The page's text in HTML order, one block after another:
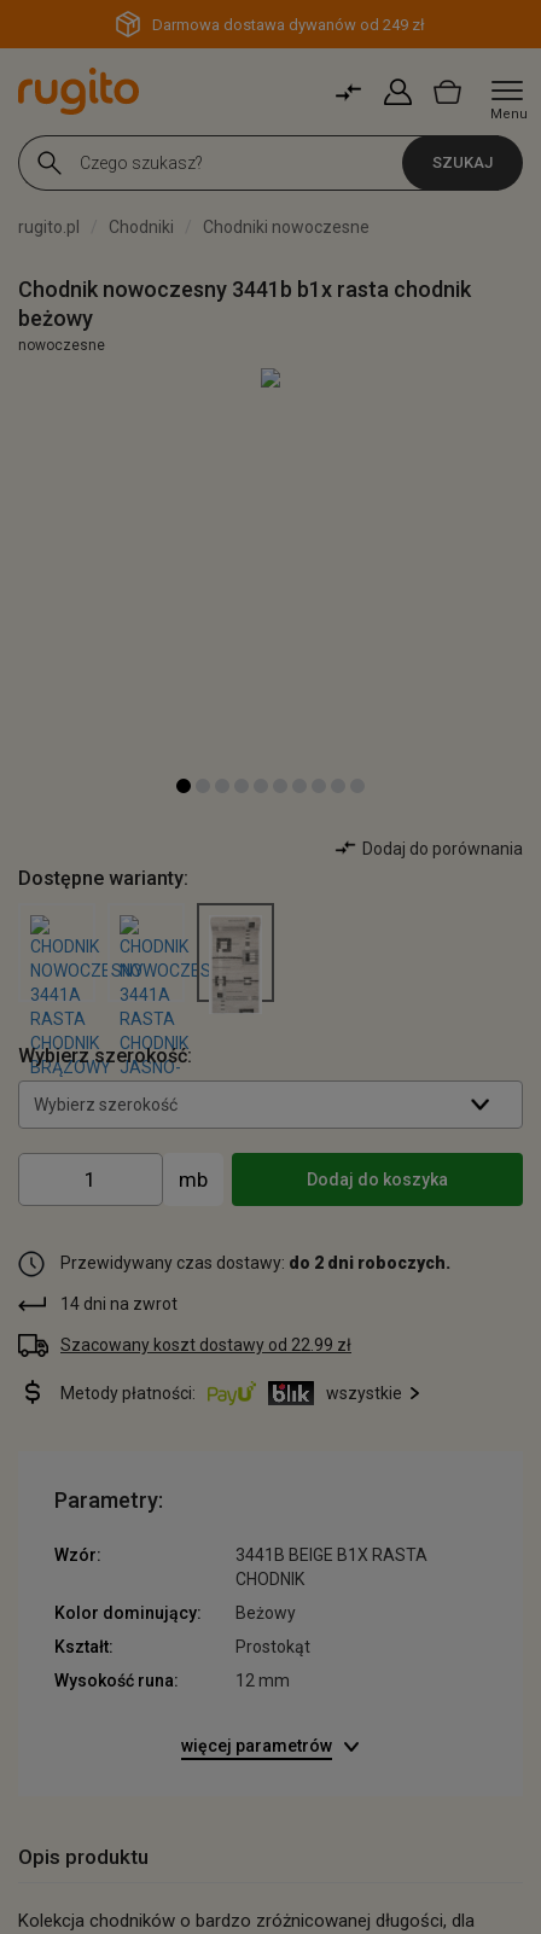
Darmowa dostawa dywanów od 249 zł
Menu
SZUKAJ
rugito.pl Chodniki Chodniki nowoczesne
Chodnik nowoczesny 3441b b1x rasta chodnik
beżowy
nowoczesne
Dodaj do porównania
Dostępne warianty:
Wybierz szerokość:
Wybierz szerokość
Dodaj do koszyka
Przewidywany czas dostawy: do 2 dni roboczych.
14 dni na zwrot
Szacowany koszt dostawy od 22.99 zł
Metody płatności: wszystkie
Parametry:
Wzór:
3441B BEIGE B1X RASTA
CHODNIK
Kolor dominujący:
Beżowy
Kształt:
Prostokąt
Wysokość runa:
12 mm
więcej parametrów
Opis produktu
Kolekcja chodników o bardzo zróżnicowanej długości, dla